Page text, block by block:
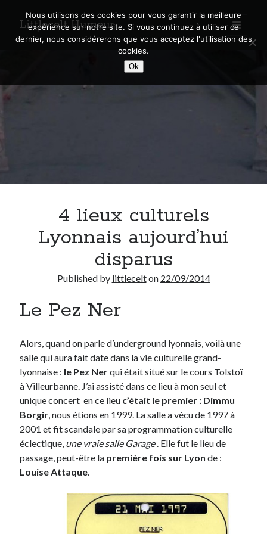
Littlecelt Humeur
open
primary
menu
Sidebar
Quel Lyonnais es-tu, Renaud Ducher ?
A quand une véritable place pour le vélo à Caluire dans la Métropole de
Lyon ?
Comment je vis ma vie sur un vélo
Entretien ménager dansT’as vu quoi ? #52
littleceltdansComment j’ai opéré ma vélorution toute personnelle
Anthonydans Comment j’ai opéré ma vélorution toute personnelle
Renaud DucherdansComment j’ai opéré ma vélorution toute
personnelle
Commentaires récents
Entretien ménager
T’as vu quoi ? #52
JF
dansC’était pas mieux avant… à Lyon
Comment j’ai opéré ma vélorution toute personnelle
Comment j’ai opéré ma vélorution toute personnelle
dansComment j’ai opéré ma vélorution toute
4 lieux culturels
Lyonnais aujourd’hui
disparus
Published by littlecelton 22/09/2014
Le Pez Ner
Alors, quand on parle d’underground lyonnais, voilà une
salle qui aura fait date dans la vie culturelle grand-
lyonnaise : le Pez Nerqui était situé sur le cours Tolstoï
à Villeurbanne. J’ai assisté dans ce lieu à mon seul et
unique concert en ce lieu c’était le premier : Dimmu
Borgir, nous étions en 1999. La salle a vécu de 1997 à
2001 et fit scandale par sa programmation culturelle
éclectique, une vraie salle Garage. Elle fut le lieu de
passage, peut-être la première fois sur Lyon de :
Louise Attaque.
Nous utilisons des cookies pour vous garantir la meilleure
expérience sur notre site. Si vous continuez à utiliser ce
dernier, nous considérerons que vous acceptez l'utilisation des
cookies.
Ok